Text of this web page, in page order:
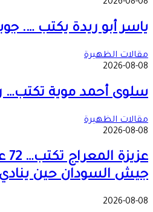
2026-08-08
ياسر أبو ريدة يكتب ….
مقالات الظهيرة
2026-08-08
سلوى أحمد موية
مقالات الظهيرة
2026-08-08
جيش السودان حين
2026-08-08